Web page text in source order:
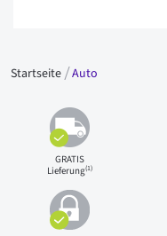
Startseite Auto
GRATIS
Lieferung(1)